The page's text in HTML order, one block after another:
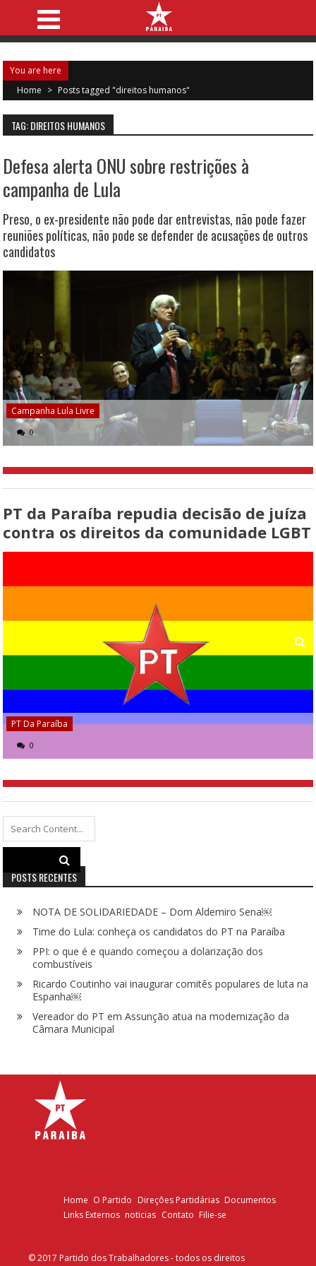
You are here
Home > Posts tagged "direitos humanos"
TAG: DIREITOS HUMANOS
Defesa alerta ONU sobre restrições à
campanha de Lula
Preso, o ex-presidente não pode dar entrevistas, não pode fazer
reuniões políticas, não pode se defender de acusações de outros
candidatos
Campanha Lula Livre
0
PT da Paraíba repudia decisão de juíza
contra os direitos da comunidade LGBT
PT Da Paraíba
0
Search
for:
POSTS RECENTES
NOTA DE SOLIDARIEDADE – Dom Aldemiro Sena￼
Time do Lula: conheça os candidatos do PT na Paraíba
PPI: o que é e quando começou a dolarização dos
combustíveis
Ricardo Coutinho vai inaugurar comitês populares de luta na
Espanha￼
Vereador do PT em Assunção atua na modernização da
Câmara Municipal
Home O Partido Direções Partidárias Documentos
Links Externos noticias Contato Filie-se
© 2017 Partido dos Trabalhadores - todos os direitos